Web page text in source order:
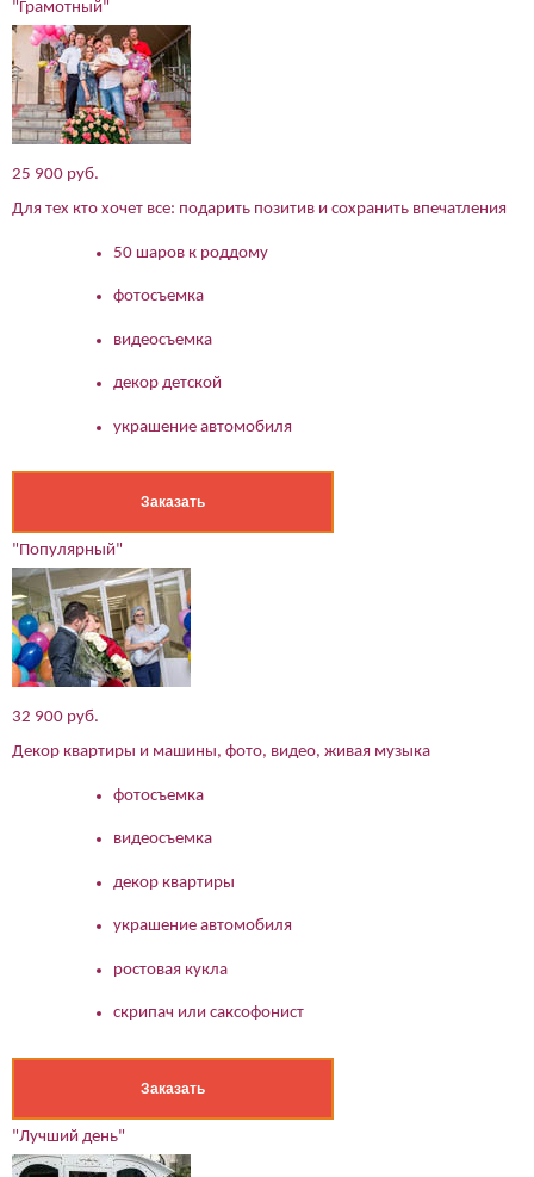
Ваше имя:*
Его телефон:*
данных в соответствии
"Грамотный"
25 900 руб.
Для тех кто хочет все: подарить позитив и сохранить впечатления
50 шаров к роддому
фотосъемка
видеосъемка
декор детской
украшение автомобиля
Заказать
"Популярный"
32 900 руб.
Декор квартиры и машины, фото, видео, живая музыка
фотосъемка
видеосъемка
декор квартиры
украшение автомобиля
ростовая кукла
скрипач или саксофонист
Заказать
"Лучший день"